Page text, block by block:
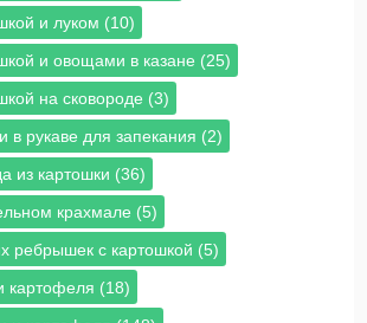
и луком (10)
и овощами в казане (25)
на сковороде (3)
в рукаве для запекания (2)
из картошки (36)
крахмале (5)
ребрышек с картошкой (5)
картофеля (18)